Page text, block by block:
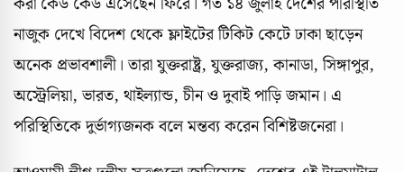
নাজুক দেখে বিদেশ থেকে ফ্লাইটের টিকিট কেটে ঢাকা ছাড়েন
অনেক প্রভাবশালী। তারা যুক্তরাষ্ট্র, যুক্তরাজ্য, কানাডা, সিঙ্গাপুর,
অস্ট্রেলিয়া, ভারত, থাইল্যান্ড, চীন ও দুবাই পাড়ি জমান। এ
পরিস্থিতিকে দুর্ভাগ্যজনক বলে মন্তব্য করেন বিশিষ্টজনেরা।